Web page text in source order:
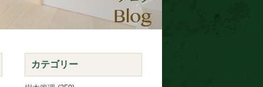
カテゴリー